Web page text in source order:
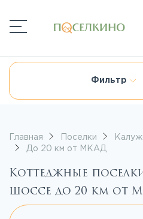
Фильтр
Главная Поселки
До 20 км от МКАД
Коттеджные
шоссе до 20 км от